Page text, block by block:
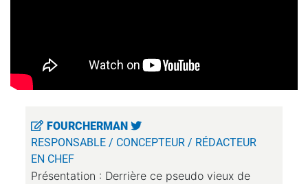
FOURCHERMAN
RESPONSABLE / CONCEPTEUR / RÉDACTEUR
EN CHEF
Présentation : Derrière ce pseudo vieux de